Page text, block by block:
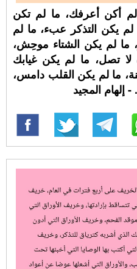
أكن أعرفك، ما لم تكن
يكن التذكر عبء، ما لم
ما لم يكن الشتاء موحِش،
لا تصل، ما لم يكن غيابك
ما لم يكن القلب دامس،
المجيد